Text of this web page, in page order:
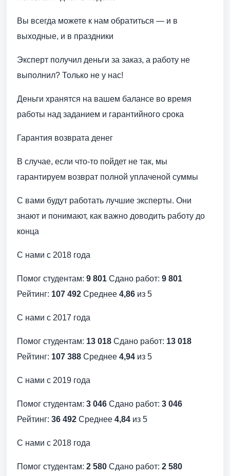
Вы всегда можете к нам обратиться — и в
выходные, и в праздники
Эксперт получил деньги за заказ, а работу не
выполнил? Только не у нас!
Деньги хранятся на вашем балансе во время
работы над заданием и гарантийного срока
Гарантия возврата денег
В случае, если что-то пойдет не так, мы
гарантируем возврат полной уплаченой суммы
С вами будут работать лучшие эксперты. Они
знают и понимают, как важно доводить работу до
конца
С нами с 2018 года
Помог студентам: 9 801 Сдано работ: 9 801
Рейтинг: 107 492 Среднее 4,86 из 5
С нами с 2017 года
Помог студентам: 13 018 Сдано работ: 13 018
Рейтинг: 107 388 Среднее 4,94 из 5
С нами с 2019 года
Помог студентам: 3 046 Сдано работ: 3 046
Рейтинг: 36 492 Среднее 4,84 из 5
С нами с 2018 года
Помог студентам: 2 580 Сдано работ: 2 580